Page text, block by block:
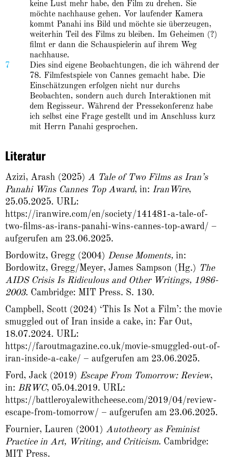
keine Lust mehr habe, den Film zu drehen. Sie
möchte nachhause gehen. Vor laufender Kamera
kommt Panahi ins Bild und möchte sie überzeugen,
weiterhin Teil des Films zu bleiben. Im Geheimen (?)
filmt er dann die Schauspielerin auf ihrem Weg
nachhause.
7
Dies sind eigene Beobachtungen, die ich während der
78. Filmfestspiele von Cannes gemacht habe. Die
Einschätzungen erfolgen nicht nur durchs
Beobachten, sondern auch durch Interaktionen mit
dem Regisseur. Während der Pressekonferenz habe
ich selbst eine Frage gestellt und im Anschluss kurz
mit Herrn Panahi gesprochen.
Literatur
Azizi, Arash (2025) A Tale of Two Films as Iran’s
Panahi Wins Cannes Top Award, in: IranWire,
25.05.2025. URL:
https://iranwire.com/en/society/141481-a-tale-of-
two-films-as-irans-panahi-wins-cannes-top-award/ –
aufgerufen am 23.06.2025.
Bordowitz, Gregg (2004) Dense Moments, in:
Bordowitz, Gregg/Meyer, James Sampson (Hg.) The
AIDS Crisis Is Ridiculous and Other Writings, 1986-
2003. Cambridge: MIT Press. S. 130.
Campbell, Scott (2024) ‘This Is Not a Film’: the movie
smuggled out of Iran inside a cake, in: Far Out,
18.07.2024. URL:
https://faroutmagazine.co.uk/movie-smuggled-out-of-
iran-inside-a-cake/ – aufgerufen am 23.06.2025.
Ford, Jack (2019) Escape From Tomorrow: Review,
in: BRWC, 05.04.2019. URL:
https://battleroyalewithcheese.com/2019/04/review-
escape-from-tomorrow/ – aufgerufen am 23.06.2025.
Fournier, Lauren (2001) Autotheory as Feminist
Practice in Art, Writing, and Criticism. Cambridge:
MIT Press.